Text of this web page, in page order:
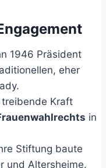
1946 Präsident
eher
Kraft
in
Stiftung baute
und Altersheime.